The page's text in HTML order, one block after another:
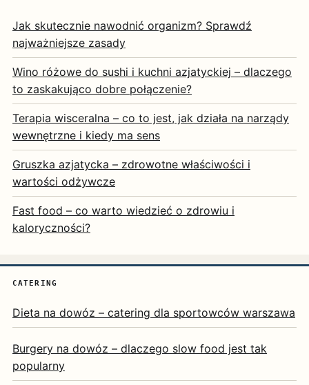
Jak skutecznie nawodnić organizm? Sprawdź
najważniejsze zasady
Wino różowe do sushi i kuchni azjatyckiej – dlaczego
to zaskakująco dobre połączenie?
Terapia wisceralna – co to jest, jak działa na narządy
wewnętrzne i kiedy ma sens
Gruszka azjatycka – zdrowotne właściwości i
wartości odżywcze
Fast food – co warto wiedzieć o zdrowiu i
kaloryczności?
CATERING
Dieta na dowóz – catering dla sportowców warszawa
Burgery na dowóz – dlaczego slow food jest tak
popularny